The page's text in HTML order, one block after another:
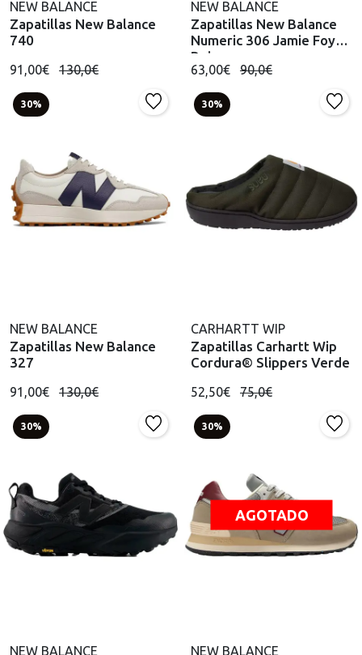
NEW BALANCE
Zapatillas New Balance
740
91,00€ 130,0€
NEW BALANCE
Zapatillas New Balance
Numeric 306 Jamie Foy
Beis
63,00€ 90,0€
30%
NEW BALANCE
Zapatillas New Balance
327
91,00€ 130,0€
30%
CARHARTT WIP
Zapatillas Carhartt Wip
Cordura® Slippers Verde
52,50€ 75,0€
30%
NEW BALANCE
30%
AGOTADO
NEW BALANCE